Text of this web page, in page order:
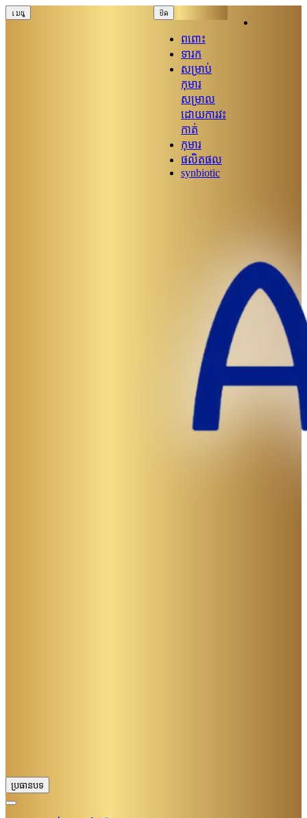
เมนู ปิด
ពពោះ
ទារក
សម្រាប់
កុមារ
សម្រាល
ដោយការវះ
កាត់
កុមារ
ផលិតផល
synbiotic
ប្រធានបទ